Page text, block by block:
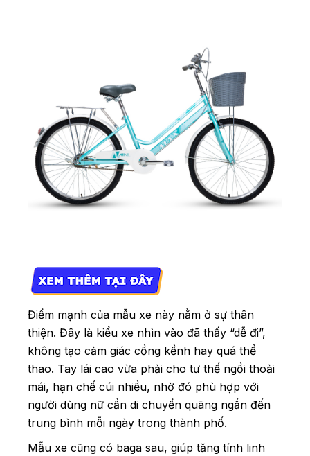
Điểm mạnh của mẫu xe này nằm ở sự thân
thiện. Đây là kiểu xe nhìn vào đã thấy “dễ đi”,
không tạo cảm giác cồng kềnh hay quá thể
thao. Tay lái cao vừa phải cho tư thế ngồi thoải
mái, hạn chế cúi nhiều, nhờ đó phù hợp với
người dùng nữ cần di chuyển quãng ngắn đến
trung bình mỗi ngày trong thành phố.
Mẫu xe cũng có baga sau, giúp tăng tính linh